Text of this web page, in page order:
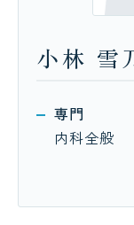
小林 雪
専門
内科全般